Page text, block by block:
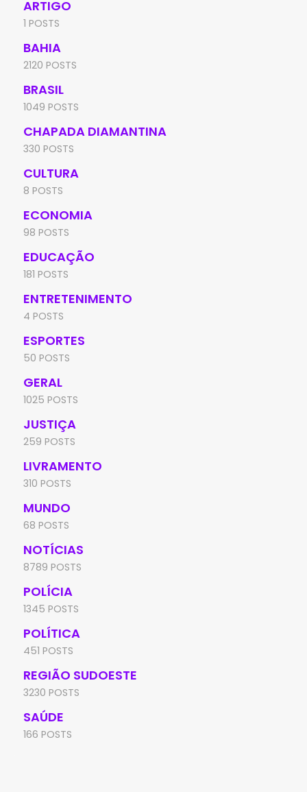
ARTIGO
1 POSTS
BAHIA
2120 POSTS
BRASIL
1049 POSTS
CHAPADA DIAMANTINA
330 POSTS
CULTURA
8 POSTS
ECONOMIA
98 POSTS
EDUCAÇÃO
181 POSTS
ENTRETENIMENTO
4 POSTS
ESPORTES
50 POSTS
GERAL
1025 POSTS
JUSTIÇA
259 POSTS
LIVRAMENTO
310 POSTS
MUNDO
68 POSTS
NOTÍCIAS
8789 POSTS
POLÍCIA
1345 POSTS
POLÍTICA
451 POSTS
REGIÃO SUDOESTE
3230 POSTS
SAÚDE
166 POSTS